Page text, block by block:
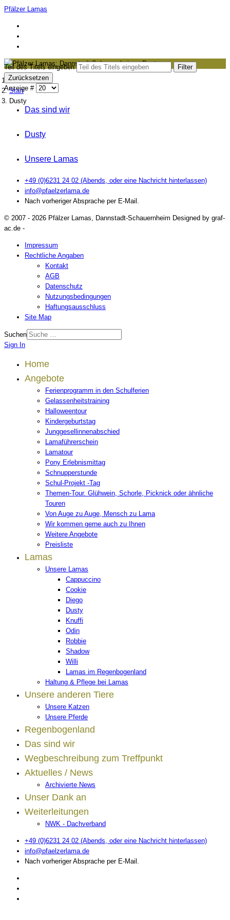
Pfälzer Lamas
Aktuelle Seite:
Start
Dusty
Teil des Titels eingeben
Filter
Zurücksetzen
Anzeige #
Das sind wir
Dusty
Unsere Lamas
+49 (0)6231 24 02 (Abends, oder eine Nachricht hinterlassen)
info@pfaelzerlama.de
Nach vorheriger Absprache per E-Mail.
© 2007 - 2026 Pfälzer Lamas, Dannstadt-Schauernheim Designed by graf-
ac.de -
Impressum
Rechtliche Angaben
Kontakt
AGB
Datenschutz
Nutzungsbedingungen
Haftungsausschluss
Site Map
Suchen
Sign In
Home
Angebote
Ferienprogramm in den Schulferien
Gelassenheitstraining
Halloweentour
Kindergeburtstag
Junggesellinnenabschied
Lamaführerschein
Lamatour
Pony Erlebnismittag
Schnupperstunde
Schul-Projekt -Tag
Themen-Tour. Glühwein, Schorle, Picknick oder ähnliche
Touren
Von Auge zu Auge, Mensch zu Lama
Wir kommen gerne auch zu Ihnen
Weitere Angebote
Preisliste
Lamas
Unsere Lamas
Cappuccino
Cookie
Diego
Dusty
Knuffi
Odin
Robbie
Shadow
Willi
Lamas im Regenbogenland
Haltung & Pflege bei Lamas
Unsere anderen Tiere
Unsere Katzen
Unsere Pferde
Regenbogenland
Das sind wir
Wegbeschreibung zum Treffpunkt
Aktuelles / News
Archivierte News
Unser Dank an
Weiterleitungen
NWK - Dachverband
+49 (0)6231 24 02 (Abends, oder eine Nachricht hinterlassen)
info@pfaelzerlama.de
Nach vorheriger Absprache per E-Mail.